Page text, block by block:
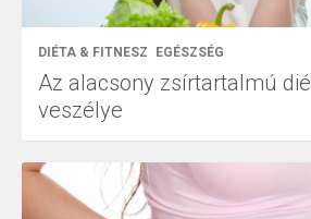
DIÉTA & FITNESZ EGÉSZSÉG
Az alacsony zsírtartalmú
veszélye